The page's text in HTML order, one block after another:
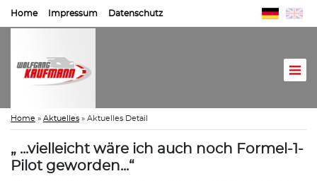
Home Impressum Datenschutz
Home » Aktuelles » Aktuelles Detail
„ ...vielleicht wäre ich auch noch Formel-1-
Pilot geworden...“